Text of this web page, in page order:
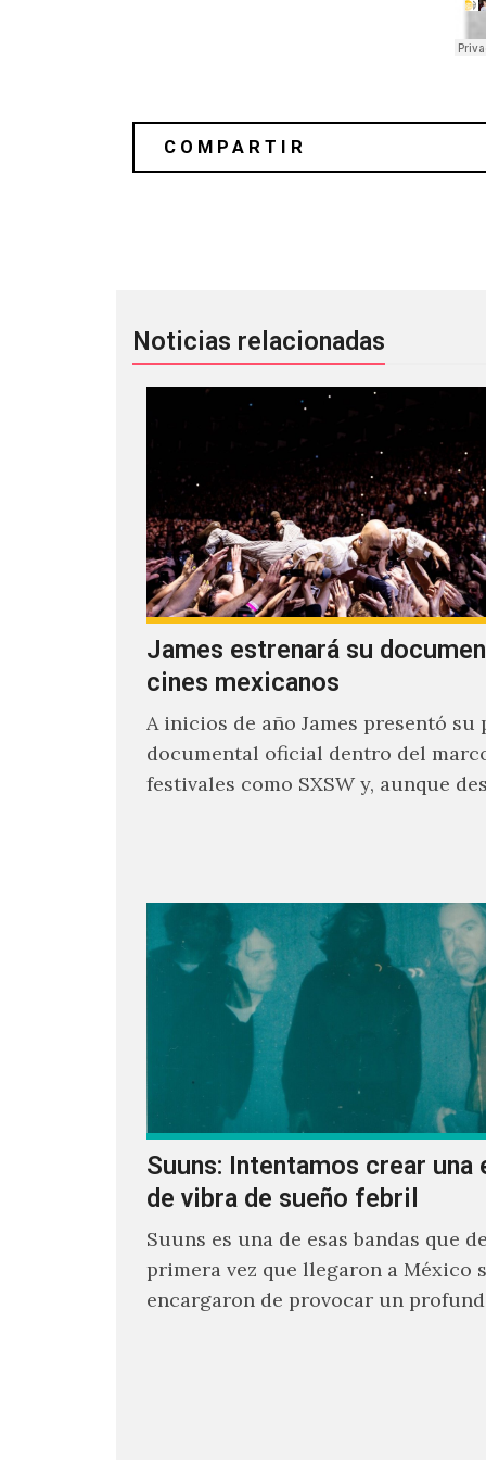
Noticias relacionadas
James estrenará su
cines mexicanos
A inicios de año James presentó su
documental oficial dentro del
festivales como SXSW y, aunque
Suuns: Intentamos crear una
de vibra de sueño febril
Suuns es una de esas bandas que
primera vez que llegaron a México
encargaron de provocar un